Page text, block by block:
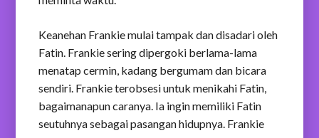
Keanehan Frankie mulai tampak dan disadari oleh
Fatin. Frankie sering dipergoki berlama-lama
menatap cermin, kadang bergumam dan bicara
sendiri. Frankie terobsesi untuk menikahi Fatin,
bagaimanapun caranya. Ia ingin memiliki Fatin
seutuhnya sebagai pasangan hidupnya. Frankie